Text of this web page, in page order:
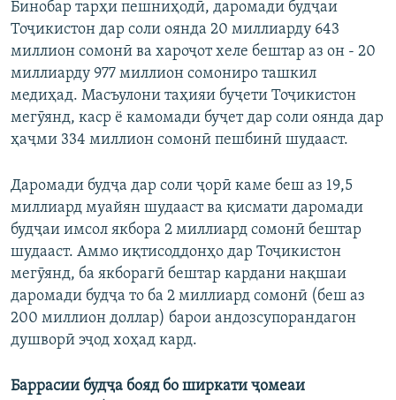
Бинобар тарҳи пешниҳодӣ, даромади будҷаи
Тоҷикистон дар соли оянда 20 миллиарду 643
миллион сомонӣ ва хароҷот хеле бештар аз он - 20
миллиарду 977 миллион сомониро ташкил
медиҳад. Масъулони таҳияи буҷети Тоҷикистон
мегӯянд, каср ё камомади буҷет дар соли оянда дар
ҳаҷми 334 миллион сомонӣ пешбинӣ шудааст.
Даромади будҷа дар соли ҷорӣ каме беш аз 19,5
миллиард муайян шудааст ва қисмати даромади
будҷаи имсол якбора 2 миллиард сомонӣ бештар
шудааст. Аммо иқтисоддонҳо дар Тоҷикистон
мегӯянд, ба якборагӣ бештар кардани нақшаи
даромади будҷа то ба 2 миллиард сомонӣ (беш аз
200 миллион доллар) барои андозсупорандагон
душворӣ эҷод хоҳад кард.
Баррасии будҷа бояд бо ширкати ҷомеаи